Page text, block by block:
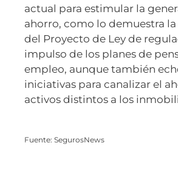
actual para estimular la
ahorro, como lo demuestra
del Proyecto de Ley de
impulso de los planes de
empleo, aunque también
iniciativas para canalizar el
activos distintos a los
Fuente: SegurosNews